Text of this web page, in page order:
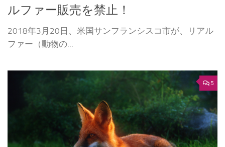
ルファー販売を禁止！
2018年3月20日、米国サンフランシスコ市が、リアル
ファー（動物の...
5